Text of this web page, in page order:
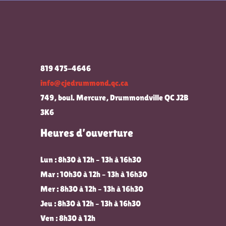
819 475-4646
info@cjedrummond.qc.ca
749, boul. Mercure, Drummondville QC J2B
3K6
Heures d’ouverture
Lun : 8h30 à 12h – 13h à 16h30
Mar : 10h30 à 12h – 13h à 16h30
Mer : 8h30 à 12h – 13h à 16h30
Jeu : 8h30 à 12h – 13h à 16h30
Ven : 8h30 à 12h